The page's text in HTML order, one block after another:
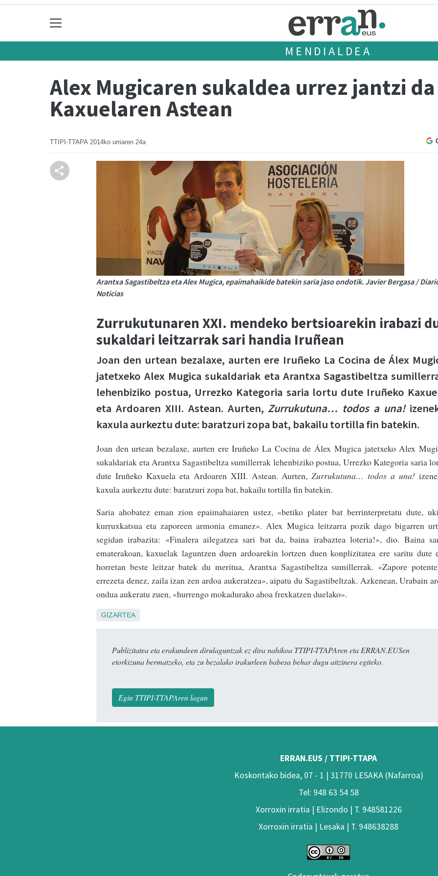
MENDIALDEA
Alex Mugicaren sukaldea urrez jantzi
Kaxuelaren Astean
TTIPI-TTAPA 2014ko urriaren 24a
Arantxa Sagastibeltza eta Alex Mugica, epaimahaikide batekin saria jaso ondotik. Javier Bergasa /
Noticias
Zurrukutunaren XXI. mendeko bertsioarekin irabazi
sukaldari leitzarrak sari handia Iruñean
Joan den urtean bezalaxe, aurten ere Iruñeko La Cocina de Álex
jatetxeko Alex Mugica sukaldariak eta Arantxa Sagastibeltza
lehenbiziko postua, Urrezko Kategoria saria lortu dute Iruñeko
eta Ardoaren XIII. Astean. Aurten, Zurrukutuna… todos a una!
kaxula aurkeztu dute: baratzuri zopa bat, bakailu tortilla fin batekin.
Joan den urtean bezalaxe, aurten ere Iruñeko La Cocina de Álex Mugica jatetxeko Alex
sukaldariak eta Arantxa Sagastibeltza sumillerrak lehenbiziko postua, Urrezko Kategoria saria
dute Iruñeko Kaxuela eta Ardoaren XIII. Astean. Aurten,Zurrukutuna… todos a una!
kaxula aurkeztu dute: baratzuri zopa bat, bakailu tortilla fin batekin.
Saria ahobatez eman zion epaimahaiaren ustez, «betiko plater bat berrinterpretatu dute,
kurruxkatsua eta zaporeen armonia emanez». Alex Mugica leitzarra pozik dago bigarren
segidan irabazita: «Finalera ailegatzea sari bat da, baina irabaztea loteria!», dio. Baina
ematerakoan, kaxuelak laguntzen duen ardoarekin lortzen duen konplizitatea ere saritu dute
horretan beste leitzar batek du meritua, Arantxa Sagastibeltza sumillerrak. «Zapore
errezeta denez, zaila izan zen ardoa aukeratzea», aipatu du Sagastibeltzak. Azkenean, Urabain
ondua aukeratu zuen, «hurrengo mokadurako ahoa frexkatzen duelako».
GIZARTEA
Publizitatea eta erakundeen dirulaguntzak ez dira nahikoa TTIPI-TTAPAren eta ERRAN.EUSen
etorkizuna bermatzeko, eta zu bezalako irakurleen babesa behar dugu aitzinera egiteko.
Egin TTIPI-TTAPAren lagun
ERRAN.EUS / TTIPI-TTAPA
Koskontako bidea, 07 - 1 | 31770 LESAKA (Nafarroa)
Tel: 948 63 54 58
Xorroxin irratia | Elizondo | T. 948581226
Xorroxin irratia | Lesaka | T. 948638288